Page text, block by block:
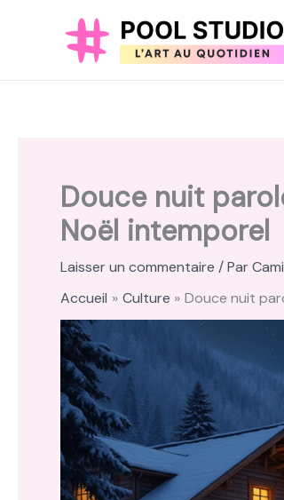
Douce nuit
Noël intemporel
Laisser un commentaire / Par
Accueil
Culture Douce nuit